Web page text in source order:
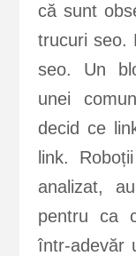
că sunt
trucuri seo.
seo. Un
unei
decid ce
link.
analizat,
pentru ca
într-adevăr